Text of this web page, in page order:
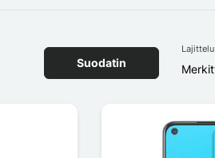
Suodatin
Lajittelu